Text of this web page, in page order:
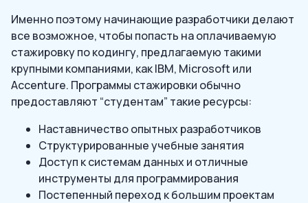
Именно поэтому начинающие разработчики делают
все возможное, чтобы попасть на оплачиваемую
стажировку по кодингу, предлагаемую такими
крупными компаниями, как IBM, Microsoft или
Accenture. Программы стажировки обычно
предоставляют “студентам” такие ресурсы:
Наставничество опытных разработчиков
Структурированные учебные занятия
Доступ к системам данных и отличные
инструменты для программирования
Постепенный переход к большим проектам